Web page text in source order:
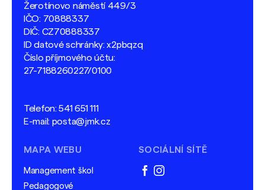
Žerotínovo náměstí 449/3
IČO: 70888337
DIČ: CZ70888337
ID datové schránky: x2pbqzq
Číslo příjmového účtu:
27-7188260227/0100
Telefon:541 651 111
E-mail: posta@jmk.cz
MAPA WEBU
Management škol
Pedagogové
SOCIÁLNÍ SÍTĚ
facebook
instagram